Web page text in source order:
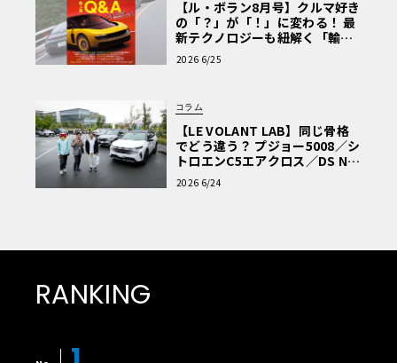
【ル・ボラン8月号】クルマ好き
の「？」が「！」に変わる！ 最
新テクノロジーも紐解く「輸入
車Q&A」
2026 6/25
コラム
【LE VOLANT LAB】同じ骨格
でどう違う？ プジョー5008／シ
トロエンC5エアクロス／DS Nº4
読者一気乗りレポート
2026 6/24
RANKING